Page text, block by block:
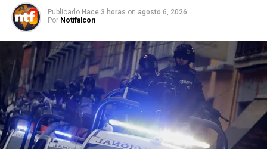
Publicado Hace 3 horas on agosto 6, 2026
Por Notifalcon